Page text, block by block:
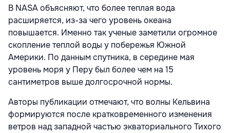
В NASA объясняют, что более теплая вода
расширяется, из-за чего уровень океана
повышается. Именно так ученые заметили огромное
скопление теплой воды у побережья Южной
Америки. По данным спутника, в середине мая
уровень моря у Перу был более чем на 15
сантиметров выше долгосрочной нормы.
Авторы публикации отмечают, что волны Кельвина
формируются после кратковременного изменения
ветров над западной частью экваториального Тихого